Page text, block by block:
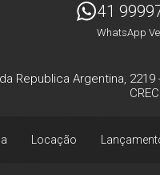
41
WhatsApp
Republica Argentina, 2219
Locação